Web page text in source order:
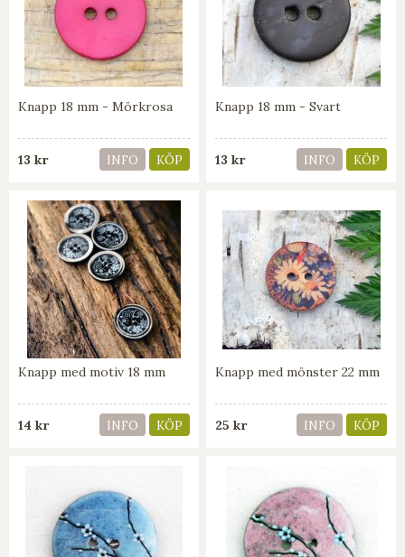
Knapp 18 mm - Mörkrosa
13 kr INFO KÖP
Knapp 18 mm - Svart
13 kr INFO KÖP
Knapp med motiv 18 mm
14 kr INFO KÖP
Knapp med mönster 22 mm
25 kr INFO KÖP